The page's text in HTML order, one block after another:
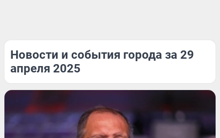
Новости и события города за 29
апреля 2025